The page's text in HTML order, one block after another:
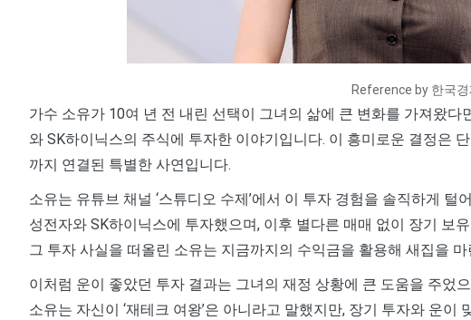
Reference by 한국경
가수 소유가 10여 년 전 내린 선택이 그녀의 삶에 큰 변화를 가져왔
와 SK하이닉스의 주식에 투자한 이야기입니다. 이 흥미로운 결정은
까지 연결된 특별한 사연입니다.
소유는 유튜브 채널 ‘스튜디오 수제’에서 이 투자 경험을 솔직하게
성전자와 SK하이닉스에 투자했으며, 이후 별다른 매매 없이 장기 보
그 투자 사실을 떠올린 소유는 지금까지의 수익금을 활용해 새집을
이처럼 운이 좋았던 투자 결과는 그녀의 재정 상황에 큰 도움을 주었
소유는 자신이 ‘재테크 여왕’은 아니라고 말했지만, 장기 투자와 운